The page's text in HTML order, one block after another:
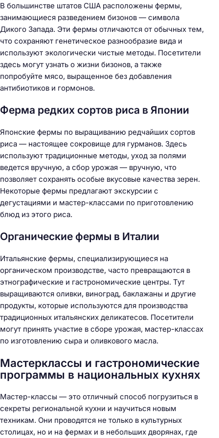
В большинстве штатов США расположены фермы,
занимающиеся разведением бизонов — символа
Дикого Запада. Эти фермы отличаются от обычных тем,
что сохраняют генетическое разнообразие вида и
используют экологически чистые методы. Посетители
здесь могут узнать о жизни бизонов, а также
попробуйте мясо, выращенное без добавления
антибиотиков и гормонов.
Ферма редких сортов риса в Японии
Японские фермы по выращиванию редчайших сортов
риса — настоящее сокровище для гурманов. Здесь
используют традиционные методы, уход за полями
ведется вручную, а сбор урожая — вручную, что
позволяет сохранять особые вкусовые качества зерен.
Некоторые фермы предлагают экскурсии с
дегустациями и мастер-классами по приготовлению
блюд из этого риса.
Органические фермы в Италии
Итальянские фермы, специализирующиеся на
органическом производстве, часто превращаются в
этнографические и гастрономические центры. Тут
выращиваются оливки, виноград, баклажаны и другие
продукты, которые используются для производства
традиционных итальянских деликатесов. Посетители
могут принять участие в сборе урожая, мастер-классах
по изготовлению сыра и оливкового масла.
Мастерклассы и гастрономические
программы в национальных кухнях
Мастер-классы — это отличный способ погрузиться в
секреты региональной кухни и научиться новым
техникам. Они проводятся не только в культурных
столицах, но и на фермах и в небольших дворянах, где